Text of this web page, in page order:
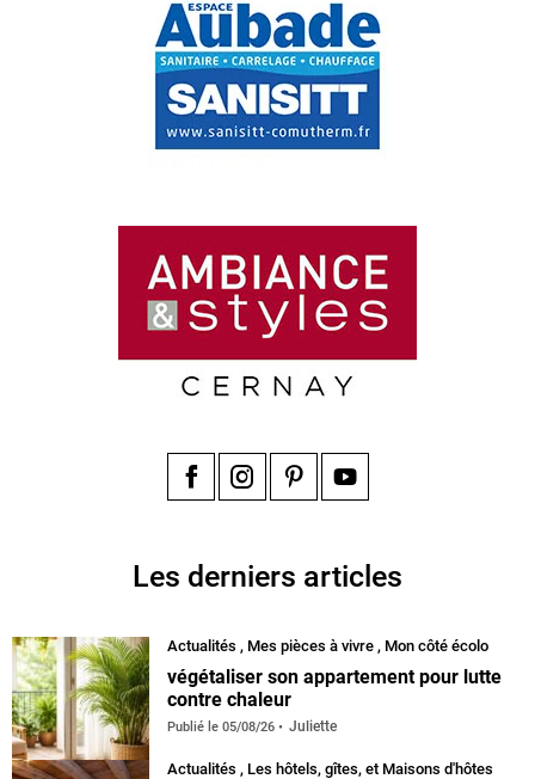
Les derniers articles
Actualités , Mes pièces à vivre , Mon côté écolo
végétaliser son appartement pour lutte
contre chaleur
Publié le 05/08/26 Juliette
Actualités , Les hôtels, gîtes, et Maisons d'hôtes